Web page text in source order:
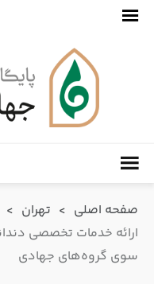
صفحه اصلی > تهران >
ارائه خدمات تخصصی
سوی گروه‌های جهادی